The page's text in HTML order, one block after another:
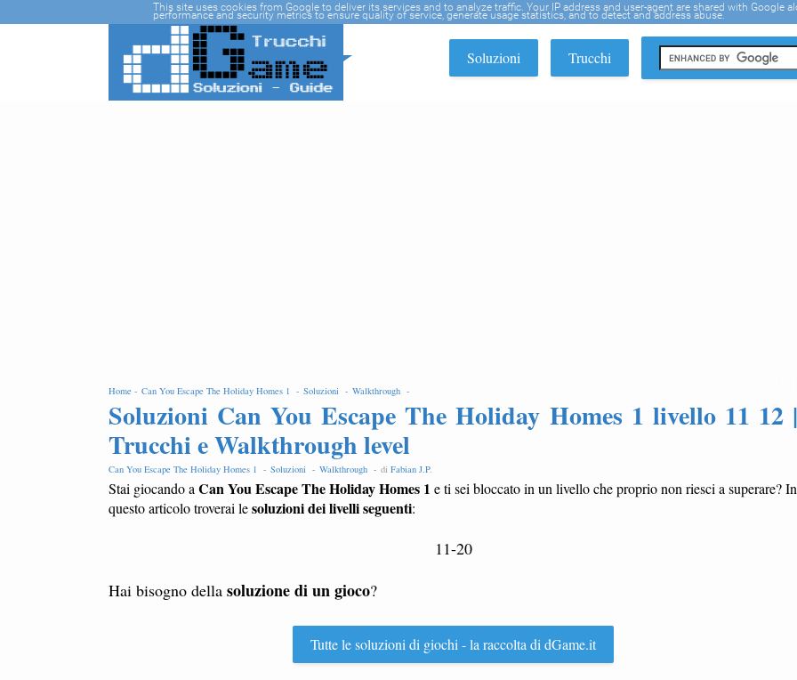
Soluzioni Trucchi
Home - Can You Escape The Holiday Homes 1 - Soluzioni - Walkthrough -
Soluzioni Can You Escape The Holiday Homes 1 livello 11 12 |
Trucchi e Walkthrough level
Can You Escape The Holiday Homes 1 - Soluzioni - Walkthrough - di Fabian J.P.
Stai giocando a Can You Escape The Holiday Homes 1 e ti sei bloccato in un livello che proprio non riesci a superare? In
questo articolo troverai lesoluzioni dei livelli seguenti:
11-20
Hai bisogno della soluzione di un gioco?
Tutte le soluzioni di giochi - la raccolta di dGame.it
This site uses cookies from Google to deliver its services and to analyze traffic. Your IP address and user-agent are shared with Google
performance and security metrics to ensure quality of service, generate usage statistics, and to detect and address abuse.